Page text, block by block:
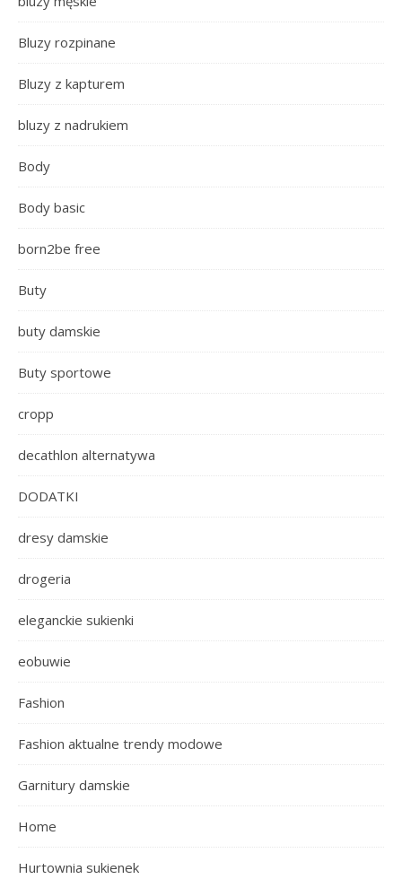
Bluzy rozpinane
Bluzy z kapturem
bluzy z nadrukiem
Body
Body basic
born2be free
Buty
buty damskie
Buty sportowe
cropp
decathlon alternatywa
DODATKI
dresy damskie
drogeria
eleganckie sukienki
eobuwie
Fashion
Fashion aktualne trendy modowe
Garnitury damskie
Home
Hurtownia sukienek